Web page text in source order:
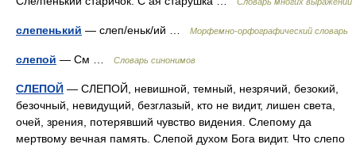
слепенький — слеп/еньк/ий … Морфемно-орфографический словарь
слепой — См … Словарь синонимов
СЛЕПОЙ — СЛЕПОЙ, невишной, темный, незрячий, безокий,
безочный, невидущий, безглазый, кто не видит, лишен света,
очей, зрения, потерявший чувство видения. Слепому да
мертвому вечная память. Слепой духом Бога видит. Что слепо